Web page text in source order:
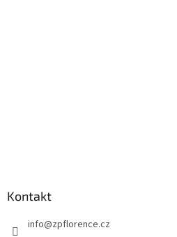
Kontakt
info@zpflorence.cz